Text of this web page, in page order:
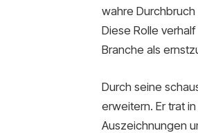
wahre
Diese Rolle
Branche als
Durch seine
erweitern. Er trat
Auszeichnungen